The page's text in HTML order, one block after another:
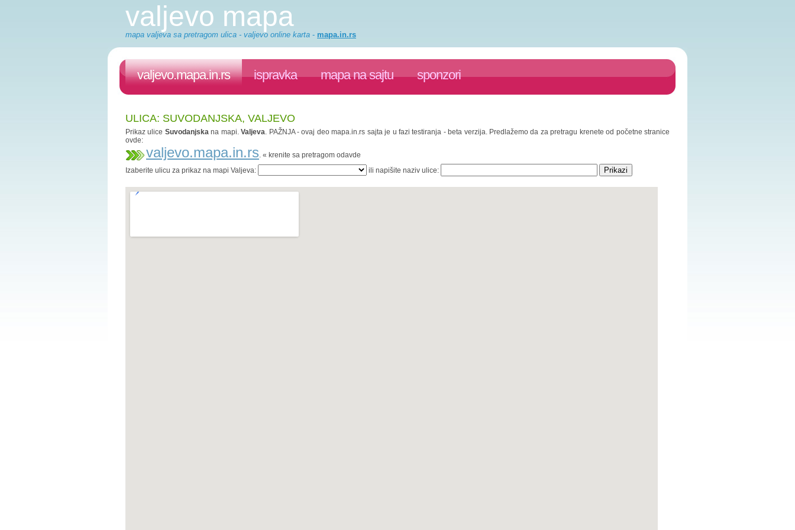
valjevo mapa
mapa valjeva sa pretragom ulica - valjevo online karta - mapa.in.rs
valjevo.mapa.in.rs ispravka mapa na sajtu sponzori
ULICA: SUVODANJSKA, VALJEVO
Prikaz ulice Suvodanjskana mapi.Valjeva. PAŽNJA - ovaj deo mapa.in.rs sajta je u fazi testiranja - beta verzija. Predlažemo da za pretragu krenete od početne stranice
ovde:
valjevo.mapa.in.rs. « krenite sa pretragom odavde
Izaberite ulicu za prikaz na mapi Valjeva:
ili napišite naziv ulice: